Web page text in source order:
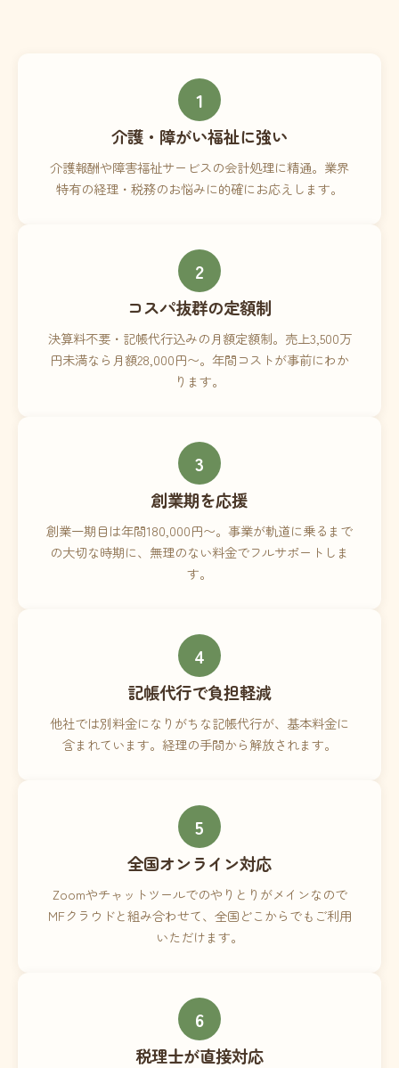
1
介護・障がい福祉に強い
介護報酬や障害福祉サービスの会計処理に精通。業界
特有の経理・税務のお悩みに的確にお応えします。
2
コスパ抜群の定額制
決算料不要・記帳代行込みの月額定額制。売上3,500万
円未満なら月額28,000円〜。年間コストが事前にわか
ります。
3
創業期を応援
創業一期目は年間180,000円〜。事業が軌道に乗るまで
の大切な時期に、無理のない料金でフルサポートしま
す。
4
記帳代行で負担軽減
他社では別料金になりがちな記帳代行が、基本料金に
含まれています。経理の手間から解放されます。
5
全国オンライン対応
Zoomやチャットツールでのやりとりがメインなので
MFクラウドと組み合わせて、全国どこからでもご利用
いただけます。
6
税理士が直接対応